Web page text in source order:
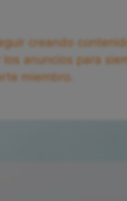
creando
anuncios para
miembro.